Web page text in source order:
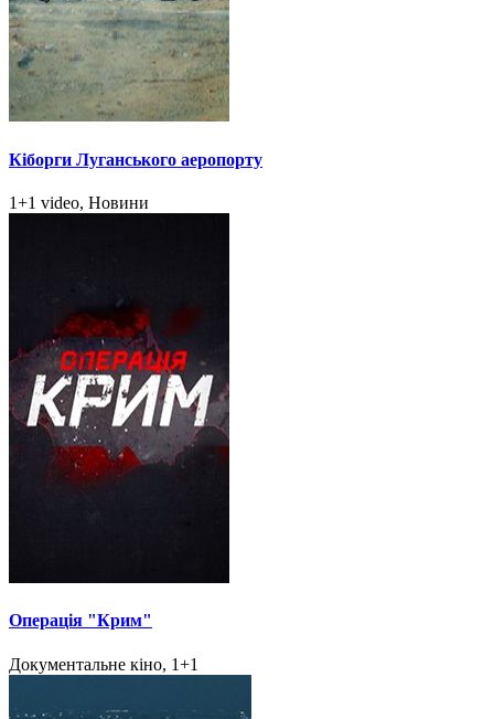
Кіборги Луганського аеропорту
1+1 video, Новини
Операція "Крим"
Документальне кіно, 1+1